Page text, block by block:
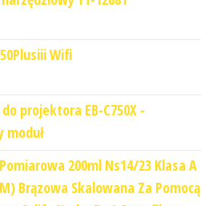
Wifi
projektora EB-C750X -
moduł
200ml Ns14/23 Klasa A
Brązowa Skalowana Za Pomocą